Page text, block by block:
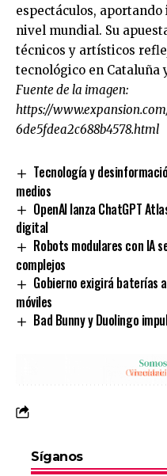
espectáculos,
nivel mundial. Su
técnicos y artísticos
tecnológico en Cataluña
Fuente de la imagen:
https://
6de5fdea2c688b4578.html
Tecnología y
medios
OpenAI lanza ChatGPT
digital
Robots modulares con IA
complejos
Gobierno exigirá baterías
móviles
Bad Bunny y Duolingo
Síganos